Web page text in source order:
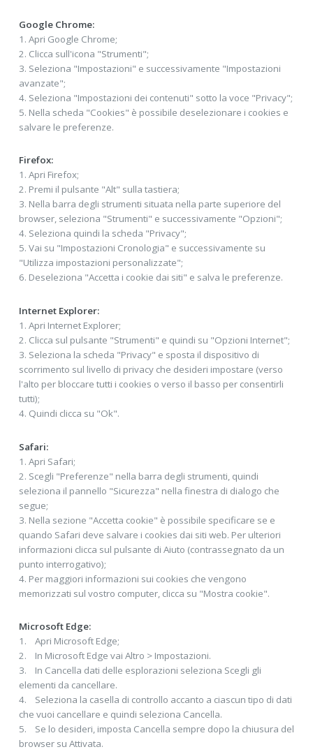
Google Chrome:
1. Apri Google Chrome;
2. Clicca sull'icona "Strumenti";
3. Seleziona "Impostazioni" e successivamente "Impostazioni
avanzate";
4. Seleziona "Impostazioni dei contenuti" sotto la voce "Privacy";
5. Nella scheda "Cookies" è possibile deselezionare i cookies e
salvare le preferenze.
Firefox:
1. Apri Firefox;
2. Premi il pulsante "Alt" sulla tastiera;
3. Nella barra degli strumenti situata nella parte superiore del
browser, seleziona "Strumenti" e successivamente "Opzioni";
4. Seleziona quindi la scheda "Privacy";
5. Vai su "Impostazioni Cronologia" e successivamente su
"Utilizza impostazioni personalizzate";
6. Deseleziona "Accetta i cookie dai siti" e salva le preferenze.
Internet Explorer:
1. Apri Internet Explorer;
2. Clicca sul pulsante "Strumenti" e quindi su "Opzioni Internet";
3. Seleziona la scheda "Privacy" e sposta il dispositivo di
scorrimento sul livello di privacy che desideri impostare (verso
l'alto per bloccare tutti i cookies o verso il basso per consentirli
tutti);
4. Quindi clicca su "Ok".
Safari:
1. Apri Safari;
2. Scegli "Preferenze" nella barra degli strumenti, quindi
seleziona il pannello "Sicurezza" nella finestra di dialogo che
segue;
3. Nella sezione "Accetta cookie" è possibile specificare se e
quando Safari deve salvare i cookies dai siti web. Per ulteriori
informazioni clicca sul pulsante di Aiuto (contrassegnato da un
punto interrogativo);
4. Per maggiori informazioni sui cookies che vengono
memorizzati sul vostro computer, clicca su "Mostra cookie".
Microsoft Edge:
1. Apri Microsoft Edge;
2. In Microsoft Edge vai Altro > Impostazioni.
3. In Cancella dati delle esplorazioni seleziona Scegli gli
elementi da cancellare.
4. Seleziona la casella di controllo accanto a ciascun tipo di dati
che vuoi cancellare e quindi seleziona Cancella.
5. Se lo desideri, imposta Cancella sempre dopo la chiusura del
browser su Attivata.